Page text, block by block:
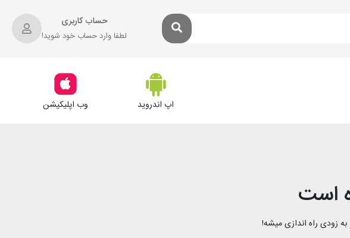
حساب کاربری
لطفا وارد حساب خود شوید!
اپ اندروید وب اپلیکیشن
است
زودی راه اندازی میشه!